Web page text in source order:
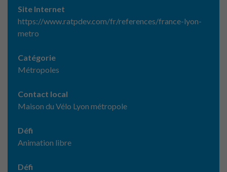
Site Internet
https://www.ratpdev.com/fr/references/france-lyon-
metro
Catégorie
Métropoles
Contact local
Maison du Vélo Lyon métropole
Défi
Animation libre
Défi